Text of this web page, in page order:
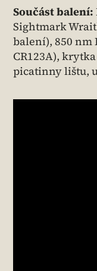
Součást balení:
Sightmark
balení), 850 nm
CR123A),
picatinny lištu,